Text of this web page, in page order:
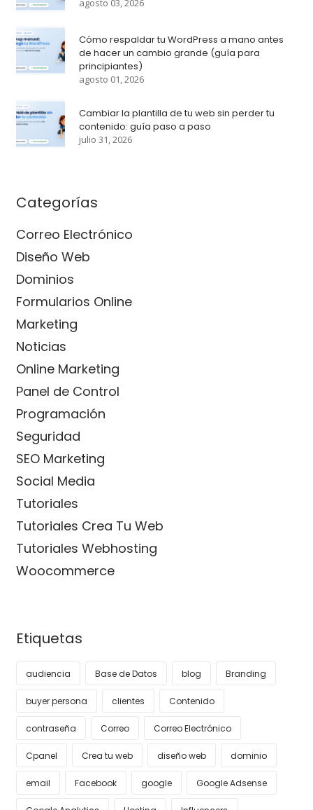
agosto 03, 2026
Cómo respaldar tu WordPress a mano antes
de hacer un cambio grande (guía para
principiantes)
agosto 01, 2026
Cambiar la plantilla de tu web sin perder tu
contenido: guía paso a paso
julio 31, 2026
Categorías
Correo Electrónico
Diseño Web
Dominios
Formularios Online
Marketing
Noticias
Online Marketing
Panel de Control
Programación
Seguridad
SEO Marketing
Social Media
Tutoriales
Tutoriales Crea Tu Web
Tutoriales Webhosting
Woocommerce
Etiquetas
audiencia Base de Datos blog Branding
buyer persona clientes Contenido
contraseña Correo Correo Electrónico
Cpanel Crea tu web diseño web dominio
email Facebook google Google Adsense